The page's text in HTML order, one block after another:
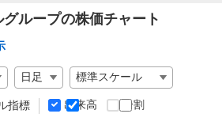
ループの株価チャート
指標 出来高 分割